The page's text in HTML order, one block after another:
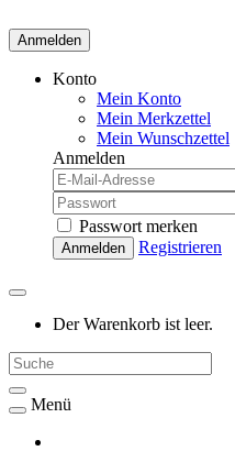
Anmelden
Konto
Mein Konto
Mein Merkzettel
Mein Wunschzettel
Anmelden
Passwort merken
Anmelden Registrieren
Der Warenkorb ist leer.
Menü